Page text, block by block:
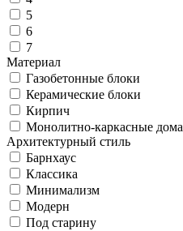
5
6
7
Материал
Газобетонные блоки
Керамические блоки
Кирпич
Монолитно-каркасные дома
Архитектурный стиль
Барнхаус
Классика
Минимализм
Модерн
Под старину